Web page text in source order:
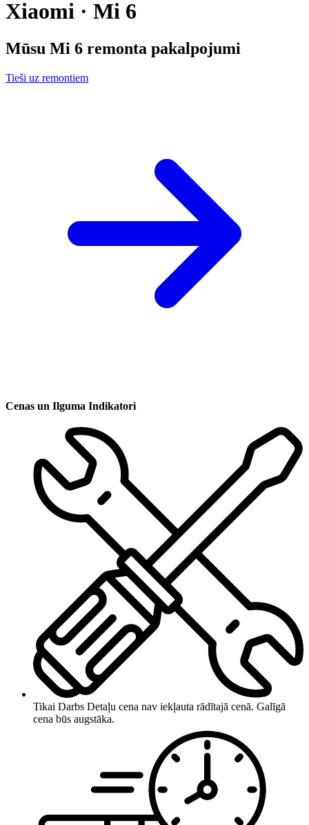
Xiaomi · Mi 6
Mūsu Mi 6 remonta pakalpojumi
Tieši uz remontiem
Cenas un Ilguma Indikatori
Tikai Darbs Detaļu cena nav iekļauta rādītajā cenā. Galīgā
cena būs augstāka.